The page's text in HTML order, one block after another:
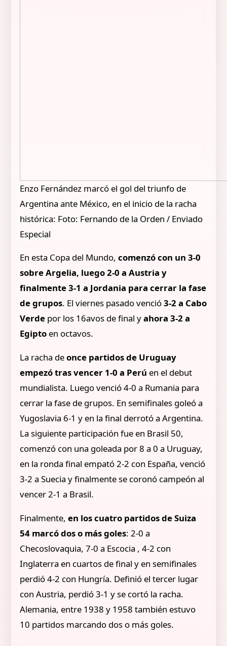
Enzo Fernández marcó el gol del triunfo de
Argentina ante México, en el inicio de la racha
histórica: Foto: Fernando de la Orden / Enviado
Especial
En esta Copa del Mundo, comenzó con un 3-0
sobre Argelia, luego 2-0 a Austria y
finalmente 3-1 a Jordania para cerrar la fase
de grupos. El viernes pasado venció3-2 a Cabo
Verde por los 16avos de final yahora 3-2 a
Egipto en octavos.
La racha deonce partidos de Uruguay
empezó tras vencer 1-0 a Perú en el debut
mundialista. Luego venció 4-0 a Rumania para
cerrar la fase de grupos. En semifinales goleó a
Yugoslavia 6-1 y en la final derrotó a Argentina.
La siguiente participación fue en Brasil 50,
comenzó con una goleada por 8 a 0 a Uruguay,
en la ronda final empató 2-2 con España, venció
3-2 a Suecia y finalmente se coronó campeón al
vencer 2-1 a Brasil.
Finalmente,en los cuatro partidos de Suiza
54 marcó dos o más goles: 2-0 a
Checoslovaquia, 7-0 a Escocia , 4-2 con
Inglaterra en cuartos de final y en semifinales
perdió 4-2 con Hungría. Definió el tercer lugar
con Austria, perdió 3-1 y se cortó la racha.
Alemania, entre 1938 y 1958 también estuvo
10 partidos marcando dos o más goles.